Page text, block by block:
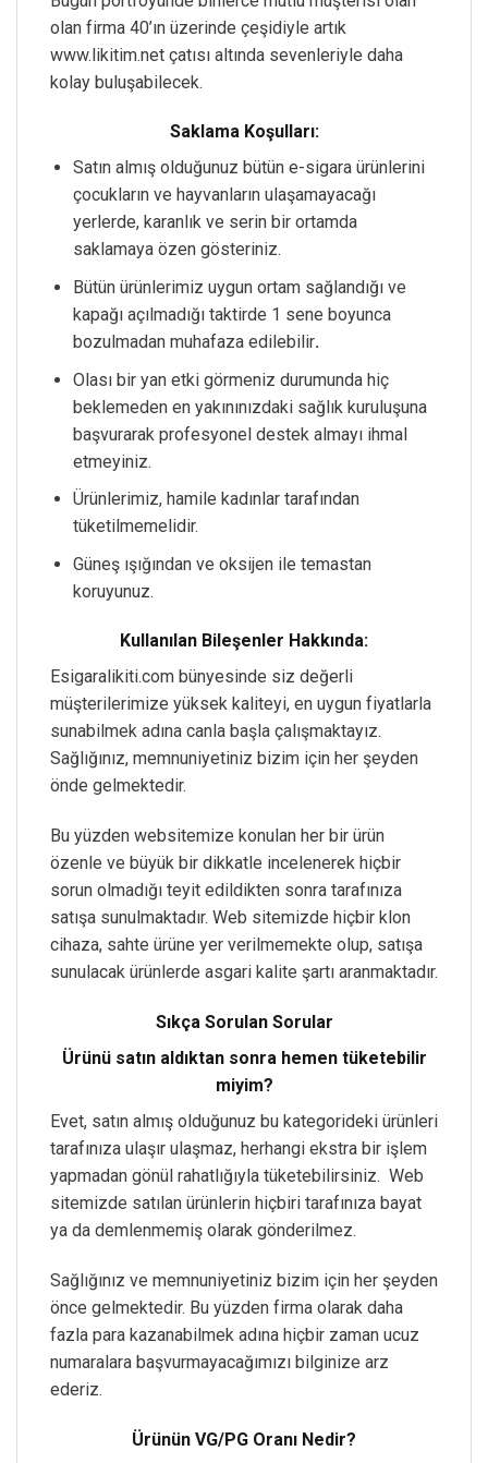
olan firma 40’ın üzerinde çeşidiyle artık
www.likitim.net çatısı altında sevenleriyle daha
kolay buluşabilecek.
Saklama Koşulları:
Satın almış olduğunuz bütün e-sigara ürünlerini
çocukların ve hayvanların ulaşamayacağı
yerlerde, karanlık ve serin bir ortamda
saklamaya özen gösteriniz.
Bütün ürünlerimiz uygun ortam sağlandığı ve
kapağı açılmadığı taktirde 1 sene boyunca
bozulmadan muhafaza edilebilir.
Olası bir yan etki görmeniz durumunda hiç
beklemeden en yakınınızdaki sağlık kuruluşuna
başvurarak profesyonel destek almayı ihmal
etmeyiniz.
Ürünlerimiz, hamile kadınlar tarafından
tüketilmemelidir.
Güneş ışığından ve oksijen ile temastan
koruyunuz.
Kullanılan Bileşenler Hakkında:
Esigaralikiti.com bünyesinde siz değerli
müşterilerimize yüksek kaliteyi, en uygun fiyatlarla
sunabilmek adına canla başla çalışmaktayız.
Sağlığınız, memnuniyetiniz bizim için her şeyden
önde gelmektedir.
Bu yüzden websitemize konulan her bir ürün
özenle ve büyük bir dikkatle incelenerek hiçbir
sorun olmadığı teyit edildikten sonra tarafınıza
satışa sunulmaktadır. Web sitemizde hiçbir klon
cihaza, sahte ürüne yer verilmemekte olup, satışa
sunulacak ürünlerde asgari kalite şartı aranmaktadır.
Sıkça Sorulan Sorular
Ürünü satın aldıktan sonra hemen tüketebilir
miyim?
Evet, satın almış olduğunuz bu kategorideki ürünleri
tarafınıza ulaşır ulaşmaz, herhangi ekstra bir işlem
yapmadan gönül rahatlığıyla tüketebilirsiniz. Web
sitemizde satılan ürünlerin hiçbiri tarafınıza bayat
ya da demlenmemiş olarak gönderilmez.
Sağlığınız ve memnuniyetiniz bizim için her şeyden
önce gelmektedir. Bu yüzden firma olarak daha
fazla para kazanabilmek adına hiçbir zaman ucuz
numaralara başvurmayacağımızı bilginize arz
ederiz.
Ürünün VG/PG Oranı Nedir?